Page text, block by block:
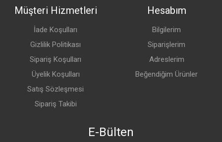
Müşteri Hizmetleri
İade Koşulları
Gizlilik Politikası
Sipariş Koşulları
Üyelik Koşulları
Satış Sözleşmesi
Sipariş Takibi
Hesabım
Bilgilerim
Siparişlerim
Adreslerim
Beğendiğim Ürünler
E-Bülten